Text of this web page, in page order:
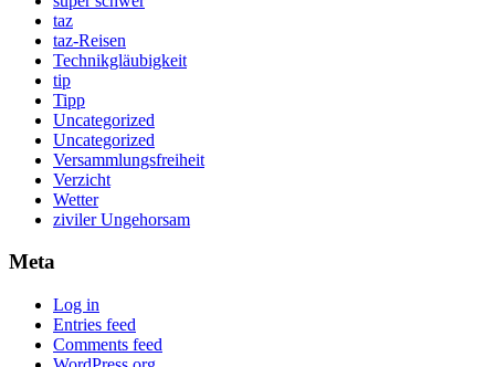
taz
taz-Reisen
Technikgläubigkeit
tip
Tipp
Uncategorized
Uncategorized
Versammlungsfreiheit
Verzicht
Wetter
ziviler Ungehorsam
Meta
Log in
Entries feed
Comments feed